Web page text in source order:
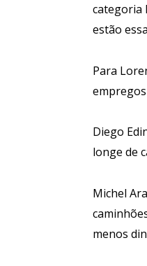
categoria
estão
Para
Diego
longe de
Michel
menos